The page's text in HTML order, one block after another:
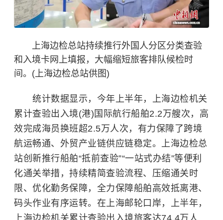
上海边检总站持续推行外国人分区分类查验
和入境卡网上填报，大幅缩短旅客排队候检时
间。(上海边检总站供图)
统计数据显示，今年上半年，上海边检机关
累计查验出入境(港)国际航行船舶2.2万艘次，高
效完成海员换班超2.5万人次，有力保障了跨境
航运畅通、外贸产业链供应链稳定。上海边检总
站创新推行船舶“抵前查验”“一站式办结”等便利
化通关举措，持续精简查验流程、压缩通关时
限、优化勤务保障，全力保障船舶高效抵离港、
码头作业有序运转。在上海邮轮口岸，上半年，
上海边检机关累计查验出入境旅客达74.4万人